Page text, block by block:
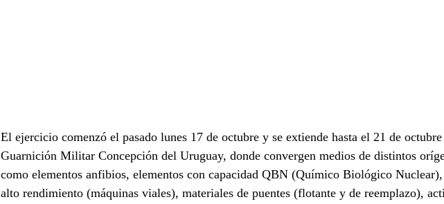
El ejercicio comenzó el pasado lunes 17 de octubre y se extiende hasta el 21 de
Guarnición Militar Concepción del Uruguay, donde convergen medios de distintos
como elementos anfibios, elementos con capacidad QBN (Químico Biológico
alto rendimiento (máquinas viales), materiales de puentes (flotante y de reemplazo),